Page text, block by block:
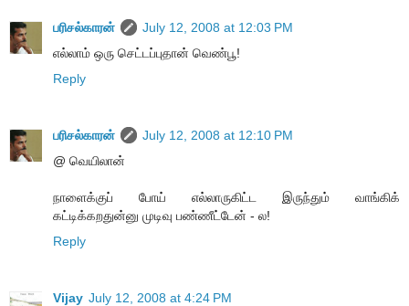
பரிசல்காரன்
July 12, 2008 at 12:03 PM
எல்லாம் ஒரு செட்டப்புதான் வெண்பூ!
Reply
பரிசல்காரன்
July 12, 2008 at 12:10 PM
@ வெயிலான்
நாளைக்குப் போய் எல்லாருகிட்ட இருந்தும் வாங்கிக்
கட்டிக்கறதுன்னு முடிவு பண்ணீட்டேன் - ல!
Reply
Vijay July 12, 2008 at 4:24 PM